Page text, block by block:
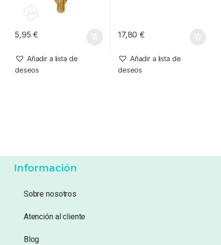
5,95€
Añadir a lista de
deseos
17,80€
Añadir a lista de
deseos
Información
Sobre nosotros
Atención al cliente
Blog